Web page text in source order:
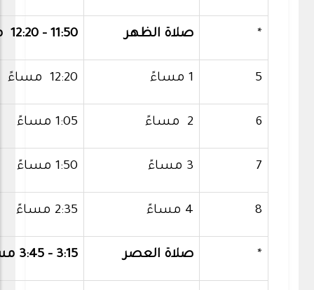
* صلاة الظهر 11:50 - 12:20 مساءً
5 1 مساءً 12:20 مساءً
6 2 مساءً 1:05 مساءً
7 3 مساءً 1:50 مساءً
8 4 مساءً 2:35 مساءً
* صلاة العصر 3:15 - 3:45 مساءً